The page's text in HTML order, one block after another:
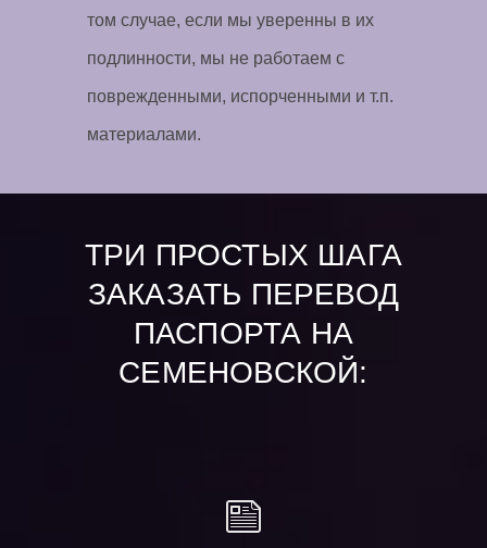
том случае, если мы уверенны в их
подлинности, мы не работаем с
поврежденными, испорченными и т.п.
материалами.
ТРИ ПРОСТЫХ ШАГА
ЗАКАЗАТЬ ПЕРЕВОД
ПАСПОРТА НА
СЕМЕНОВСКОЙ: